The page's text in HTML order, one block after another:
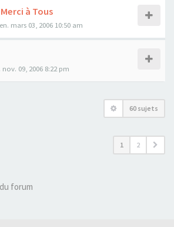
à Tous
mars 03, 2006 10:50 am
nov. 09, 2006 8:22 pm
60 sujets
1 2
forum